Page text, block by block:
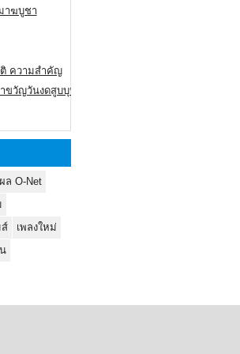
าฆบูชา
ติ ความสำคัญ
ขวัญวันงดสูบบุหรี่โลก
ล O-Net
ส์
เพลงใหม่